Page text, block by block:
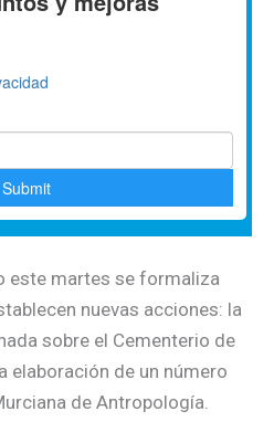
este martes se formaliza
nuevas acciones: la
sobre el Cementerio de
elaboración de un número
de Antropología.